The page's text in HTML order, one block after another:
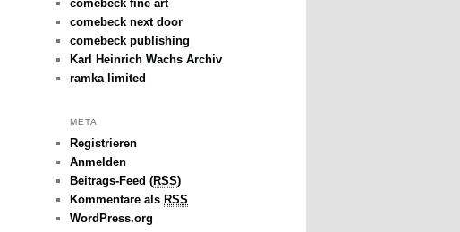
comebeck fine art
comebeck next door
comebeck publishing
Karl Heinrich Wachs Archiv
ramka limited
META
Registrieren
Anmelden
Beitrags-Feed (RSS)
Kommentare als RSS
WordPress.org